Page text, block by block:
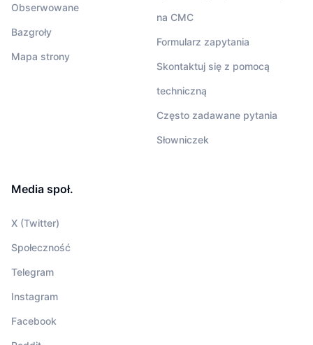
Obserwowane
Bazgroły
Mapa strony
na CMC
Formularz zapytania
Skontaktuj się z pomocą
techniczną
Często zadawane pytania
Słowniczek
Media społ.
X (Twitter)
Społeczność
Telegram
Instagram
Facebook